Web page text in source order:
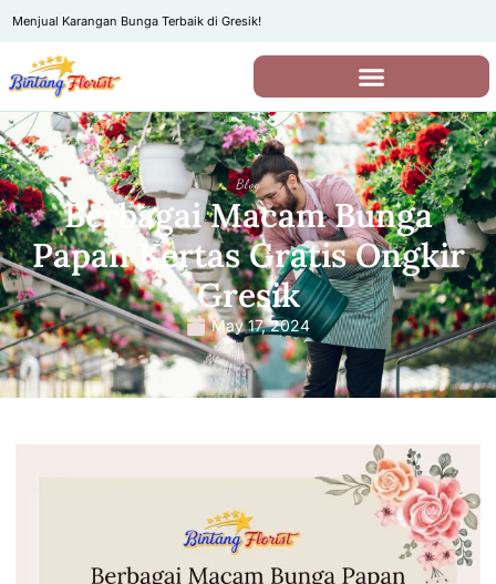
Menjual Karangan Bunga Terbaik di Gresik!
Blog
Berbagai Macam Bunga
Papan Kertas Gratis Ongkir
Gresik
May 17, 2024